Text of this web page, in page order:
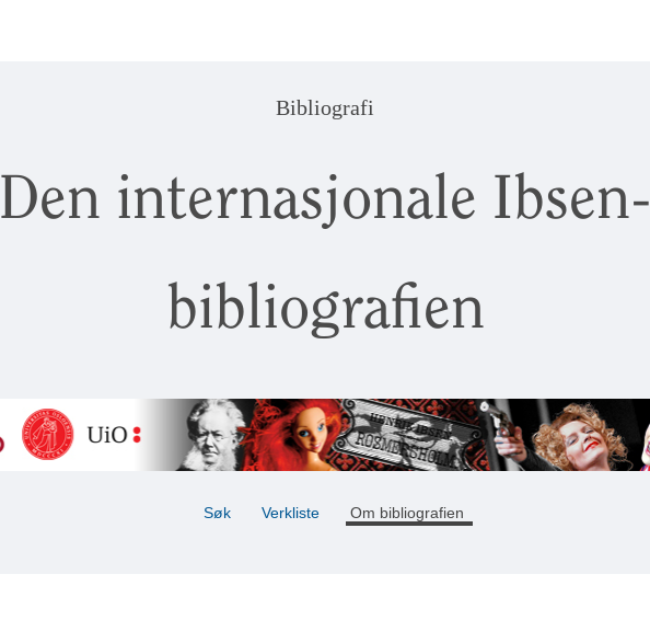
Bibliografi
Den internasjonale Ibsen-
bibliografien
Søk Verkliste Om bibliografien